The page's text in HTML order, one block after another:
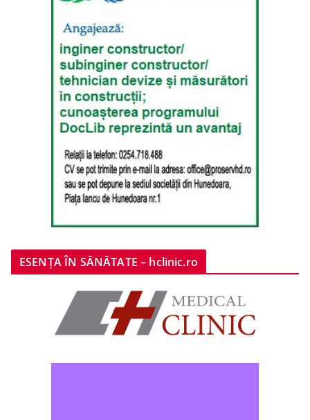
ESENȚA ÎN SĂNĂTATE – hclinic.ro